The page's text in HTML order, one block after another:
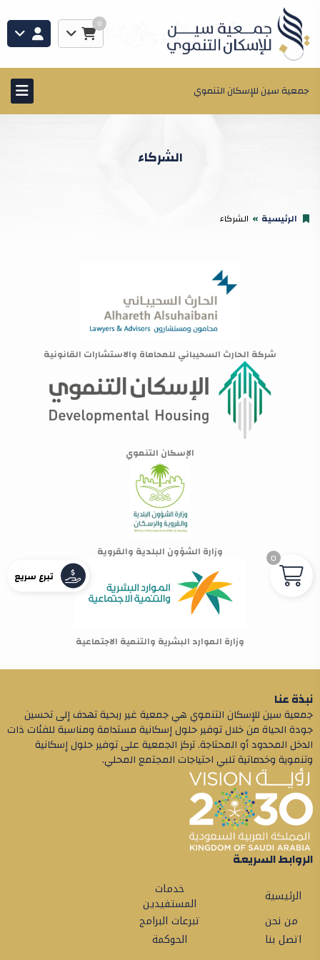
0
جمعية سين للإسكان التنموي
الشركاء
الرئيسية الشركاء
شركة الحارث السحيباني للمحاماة والاستشارات القانونية
الإسكان التنموي
وزارة الشؤون البلدية والقروية
وزارة الموارد البشرية والتنمية الاجتماعية
نبذة عنا
جمعية سين للإسكان التنموي هي جمعية غير ربحية تهدف إلى تحسين
جودة الحياة من خلال توفير حلول إسكانية مستدامة ومناسبة للفئات ذات
الدخل المحدود أو المحتاجة. تركز الجمعية على توفير حلول إسكانية
وتنموية وخدماتية تلبي احتياجات المجتمع المحلي.
الروابط السريعة
الرئيسية خدمات
المستفيدين
من نحن
تبرعات البرامج
اتصل بنا
الحوكمة
تبرع سريع
0